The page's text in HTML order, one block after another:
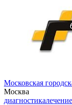
Московская
Москва
диагностикалечение